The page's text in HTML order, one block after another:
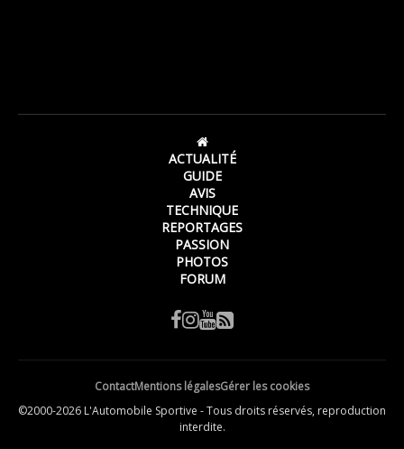
ACTUALITÉ
GUIDE
AVIS
TECHNIQUE
REPORTAGES
PASSION
PHOTOS
FORUM
ContactMentions légalesGérer les cookies
©2000-2026 L'Automobile Sportive - Tous droits réservés, reproduction
interdite.